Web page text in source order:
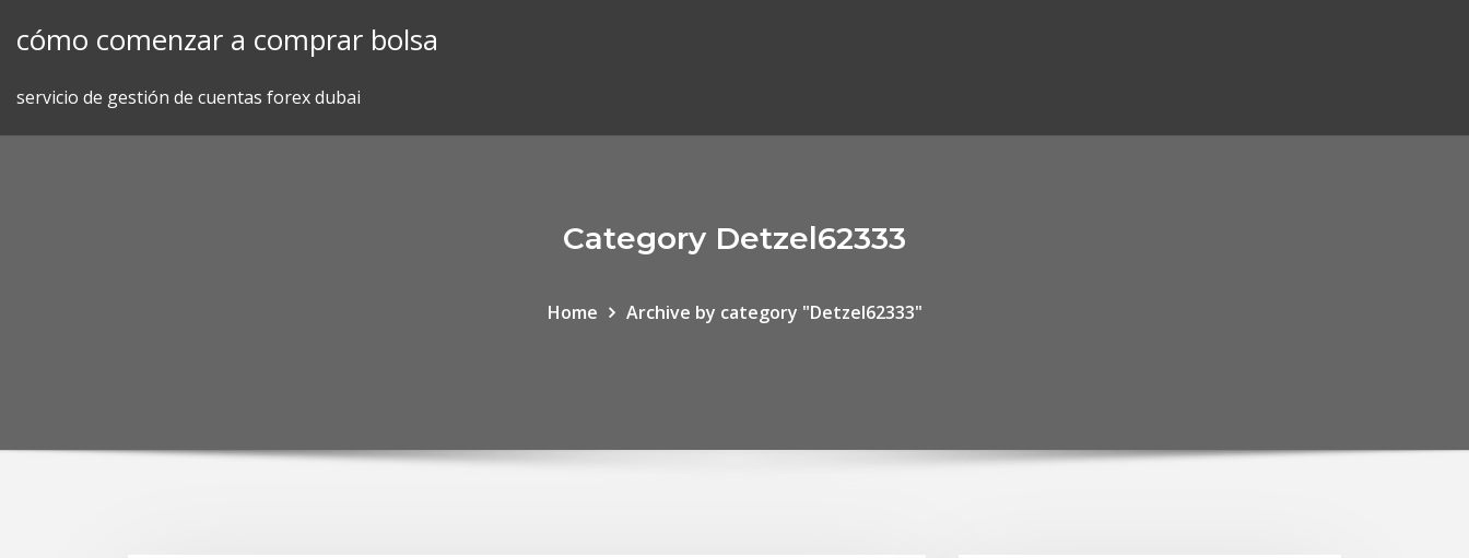
cómo comenzar a comprar bolsa
servicio de gestión de cuentas forex dubai
Category Detzel62333
Home Archive by category "Detzel62333"